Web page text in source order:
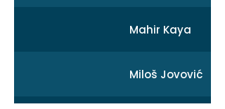
Mahir Kaya
Miloš Jovović